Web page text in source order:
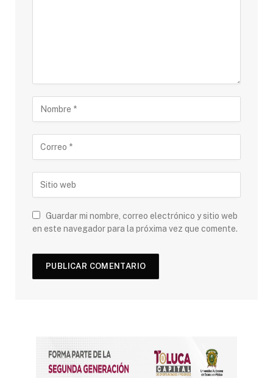
Guardar mi nombre, correo electrónico y sitio web
en este navegador para la próxima vez que comente.